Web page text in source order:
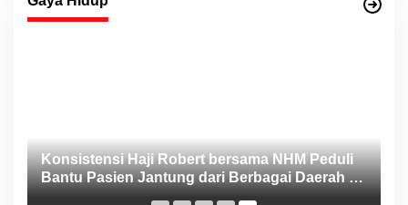
Konsistensi Haji Robert bersama NHM Peduli
Bantu Pasien Jantung dari Berbagai Daerah di
Maluku Utara